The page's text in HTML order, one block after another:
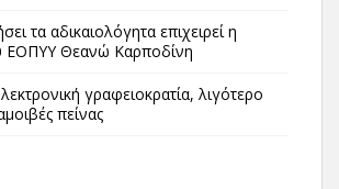
τα αδικαιολόγητα επιχειρεί η
ΕΟΠΥΥ Θεανώ Καρποδίνη
γραφειοκρατία, λιγότερο
πείνας